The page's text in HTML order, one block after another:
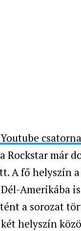
csatorna
Rockstar már
A fő helyszín
Amerikába
a sorozat
helyszín